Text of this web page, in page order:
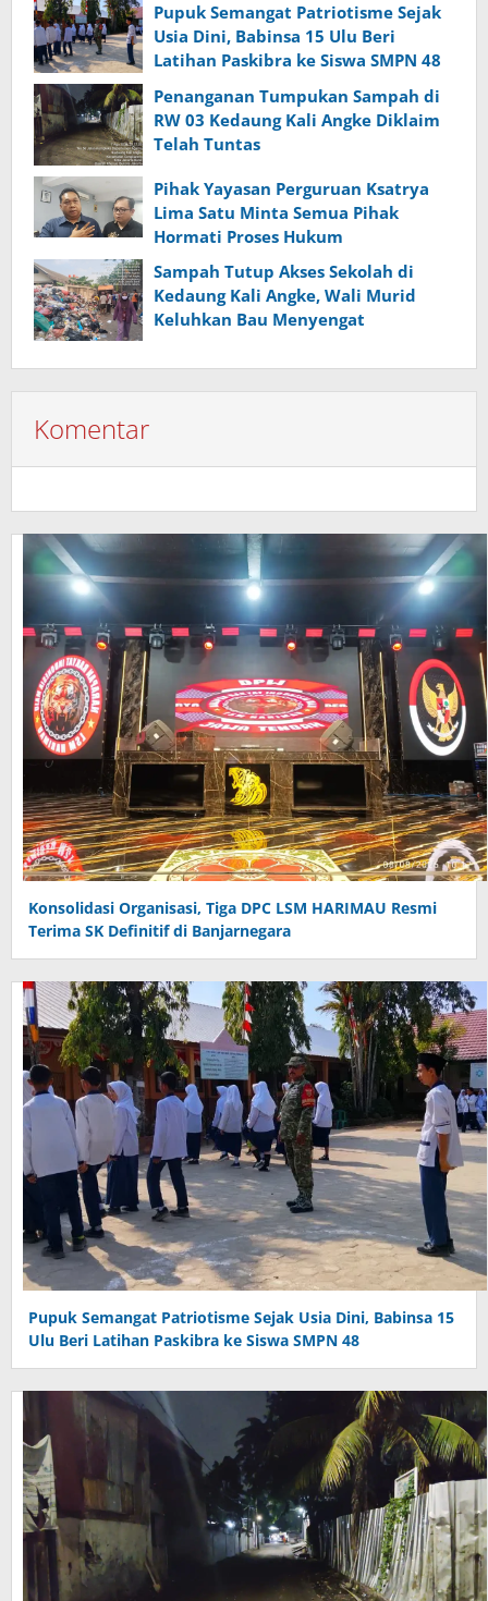
Pupuk Semangat Patriotisme Sejak
Usia Dini, Babinsa 15 Ulu Beri
Latihan Paskibra ke Siswa SMPN 48
Penanganan Tumpukan Sampah di
RW 03 Kedaung Kali Angke Diklaim
Telah Tuntas
Pihak Yayasan Perguruan Ksatrya
Lima Satu Minta Semua Pihak
Hormati Proses Hukum
Sampah Tutup Akses Sekolah di
Kedaung Kali Angke, Wali Murid
Keluhkan Bau Menyengat
Komentar
Konsolidasi Organisasi, Tiga DPC LSM HARIMAU Resmi
Terima SK Definitif di Banjarnegara
Pupuk Semangat Patriotisme Sejak Usia Dini, Babinsa 15
Ulu Beri Latihan Paskibra ke Siswa SMPN 48